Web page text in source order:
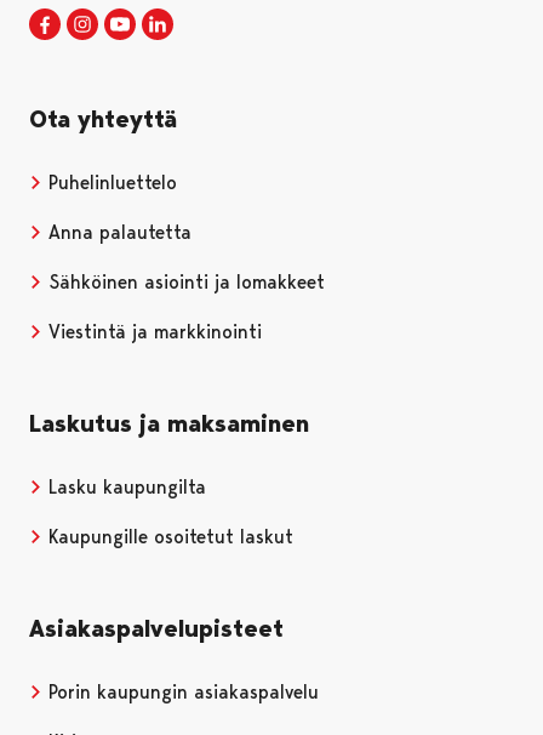
Porin kaupunki Facebookissa
Avautuu uudessa välilehdessä
Porin kaupunki Instagramissa
Avautuu uudessa välilehdessä
Porin kaupunki Youtubessa
Avautuu uudessa välilehdessä
Ota yhteyttä
Puhelinluettelo
Anna palautetta
Sähköinen asiointi ja lomakkeet
Viestintä ja markkinointi
Laskutus ja maksaminen
Lasku kaupungilta
Kaupungille osoitetut laskut
Asiakaspalvelupisteet
Porin kaupungin asiakaspalvelu